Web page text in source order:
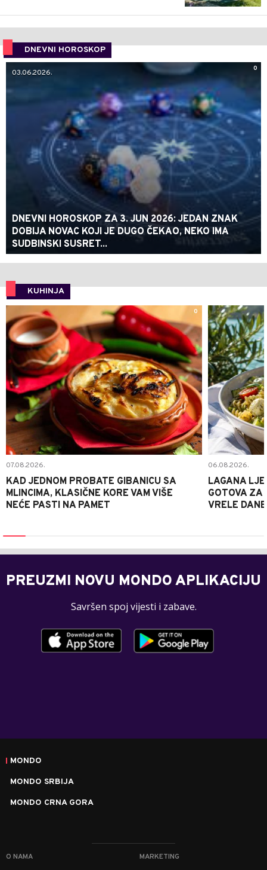
DNEVNI HOROSKOP
0
03.06.2026.
DNEVNI HOROSKOP ZA 3. JUN 2026: JEDAN ZNAK
DOBIJA NOVAC KOJI JE DUGO ČEKAO, NEKO IMA
SUDBINSKI SUSRET...
KUHINJA
0
07.08.2026.
KAD JEDNOM PROBATE GIBANICU SA
MLINCIMA, KLASIČNE KORE VAM VIŠE
NEĆE PASTI NA PAMET
06.08.2026.
LAGANA
GOTOVA ZA
VRELE DANE
PREUZMI NOVU MONDO APLIKACIJU
Savršen spoj vijesti i zabave.
MONDO
MONDO SRBIJA
MONDO CRNA GORA
O NAMA MARKETING